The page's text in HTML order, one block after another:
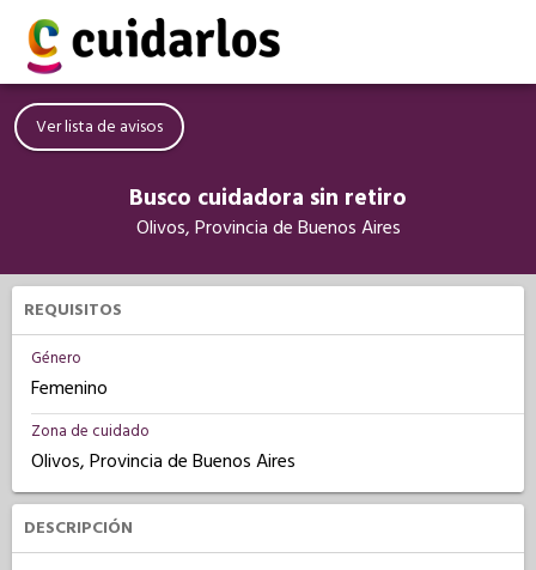
Ver lista de avisos
Busco cuidadora sin retiro
Olivos, Provincia de Buenos Aires
REQUISITOS
Género
Femenino
Zona de cuidado
Olivos, Provincia de Buenos Aires
DESCRIPCIÓN